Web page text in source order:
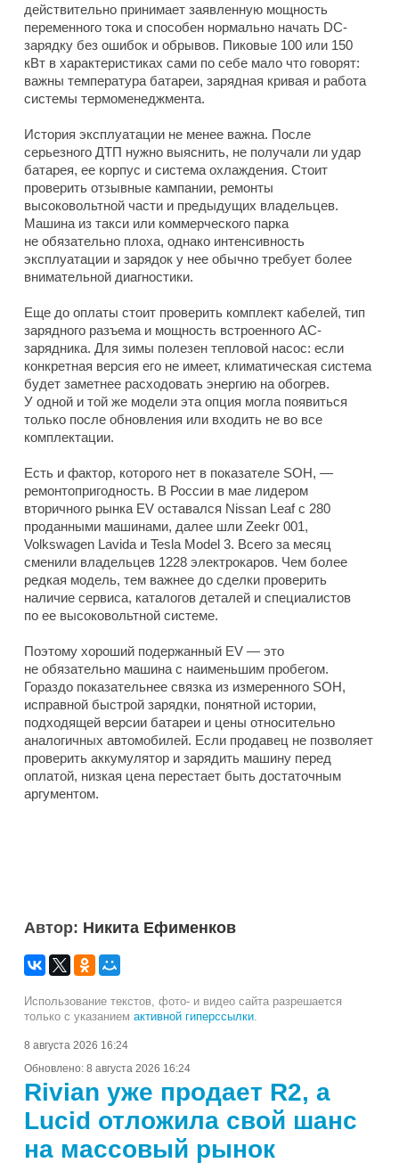
действительно принимает заявленную мощность
переменного тока и способен нормально начать DC-
зарядку без ошибок и обрывов. Пиковые 100 или 150
кВт в характеристиках сами по себе мало что говорят:
важны температура батареи, зарядная кривая и работа
системы термоменеджмента.
История эксплуатации не менее важна. После
серьезного ДТП нужно выяснить, не получали ли удар
батарея, ее корпус и система охлаждения. Стоит
проверить отзывные кампании, ремонты
высоковольтной части и предыдущих владельцев.
Машина из такси или коммерческого парка
не обязательно плоха, однако интенсивность
эксплуатации и зарядок у нее обычно требует более
внимательной диагностики.
Еще до оплаты стоит проверить комплект кабелей, тип
зарядного разъема и мощность встроенного AC-
зарядника. Для зимы полезен тепловой насос: если
конкретная версия его не имеет, климатическая система
будет заметнее расходовать энергию на обогрев.
У одной и той же модели эта опция могла появиться
только после обновления или входить не во все
комплектации.
Есть и фактор, которого нет в показателе SOH, —
ремонтопригодность. В России в мае лидером
вторичного рынка EV оставался Nissan Leaf с 280
проданными машинами, далее шли Zeekr 001,
Volkswagen Lavida и Tesla Model 3. Всего за месяц
сменили владельцев 1228 электрокаров. Чем более
редкая модель, тем важнее до сделки проверить
наличие сервиса, каталогов деталей и специалистов
по ее высоковольтной системе.
Поэтому хороший подержанный EV — это
не обязательно машина с наименьшим пробегом.
Гораздо показательнее связка из измеренного SOH,
исправной быстрой зарядки, понятной истории,
подходящей версии батареи и цены относительно
аналогичных автомобилей. Если продавец не позволяет
проверить аккумулятор и зарядить машину перед
оплатой, низкая цена перестает быть достаточным
аргументом.
Автор: Никита Ефименков
Использование текстов, фото- и видео сайта разрешается
только с указанием активной гиперссылки
8 августа 2026 16:24
Обновлено: 8 августа 2026 16:24
Rivian уже продает R2, а
Lucid отложила свой шанс
на массовый рынок